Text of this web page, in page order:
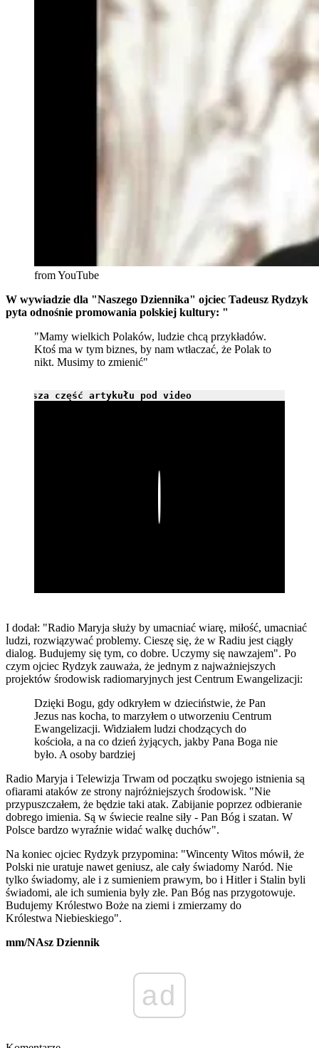
from YouTube
W wywiadzie dla "Naszego Dziennika" ojciec Tadeusz Rydzyk
pyta odnośnie promowania polskiej kultury: "
"Mamy wielkich Polaków, ludzie chcą przykładów.
Ktoś ma w tym biznes, by nam wtłaczać, że Polak to
nikt. Musimy to zmienić"
Dalsza część artykułu pod video
I dodał: "Radio Maryja służy by umacniać wiarę, miłość, umacniać
ludzi, rozwiązywać problemy. Cieszę się, że w Radiu jest ciągły
dialog. Budujemy się tym, co dobre. Uczymy się nawzajem". Po
czym ojciec Rydzyk zauważa, że jednym z najważniejszych
projektów środowisk radiomaryjnych jest Centrum Ewangelizacji:
Dzięki Bogu, gdy odkryłem w dzieciństwie, że Pan
Jezus nas kocha, to marzyłem o utworzeniu Centrum
Ewangelizacji. Widziałem ludzi chodzących do
kościoła, a na co dzień żyjących, jakby Pana Boga nie
było. A osoby bardziej
Radio Maryja i Telewizja Trwam od początku swojego istnienia są
ofiarami ataków ze strony najróżniejszych środowisk. "Nie
przypuszczałem, że będzie taki atak. Zabijanie poprzez odbieranie
dobrego imienia. Są w świecie realne siły - Pan Bóg i szatan. W
Polsce bardzo wyraźnie widać walkę duchów".
Na koniec ojciec Rydzyk przypomina: "Wincenty Witos mówił, że
Polski nie uratuje nawet geniusz, ale cały świadomy Naród. Nie
tylko świadomy, ale i z sumieniem prawym, bo i Hitler i Stalin byli
świadomi, ale ich sumienia były złe. Pan Bóg nas przygotowuje.
Budujemy Królestwo Boże na ziemi i zmierzamy do
Królestwa Niebieskiego".
mm/NAsz Dziennik
ad